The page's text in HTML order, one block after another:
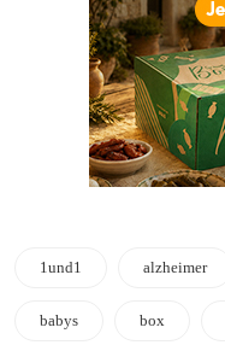
1und1 alzheimer
babys box